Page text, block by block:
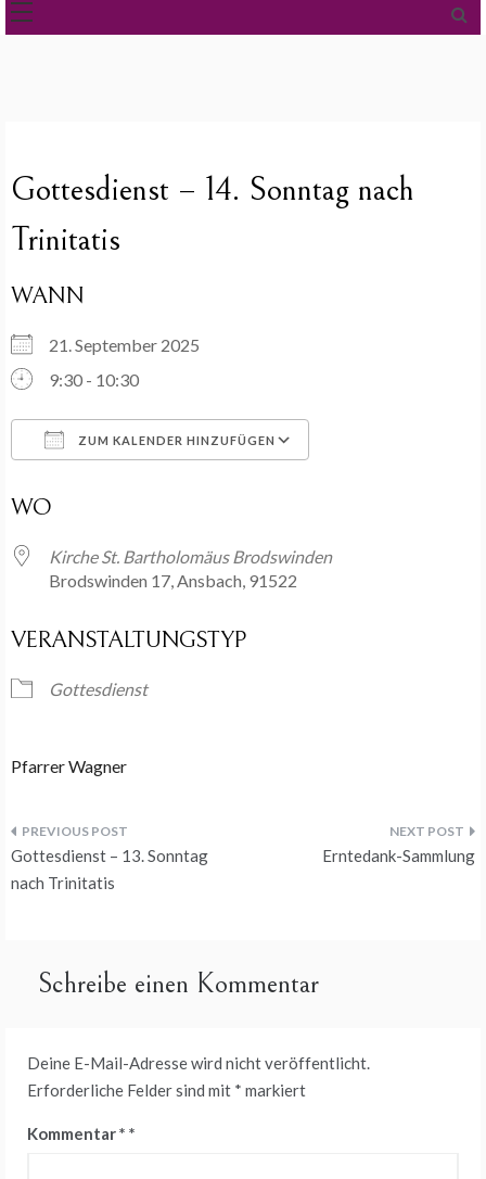
Gottesdienst – 14. Sonntag nach
Trinitatis
WANN
21. September 2025
9:30 - 10:30
ZUM KALENDER HINZUFÜGEN
WO
Kirche St. Bartholomäus Brodswinden
Brodswinden 17, Ansbach, 91522
VERANSTALTUNGSTYP
Gottesdienst
Pfarrer Wagner
Beitragsnavigation
Gottesdienst – 13. Sonntag
nach Trinitatis
Erntedank-Sammlung
Schreibe einen Kommentar
Deine E-Mail-Adresse wird nicht veröffentlicht.
Erforderliche Felder sind mit * markiert
Kommentar*